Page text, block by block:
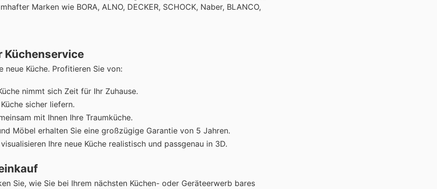
Marken wie BORA, ALNO, DECKER, SCHOCK, Naber, BLANCO,
Küchenservice
Küche. Profitieren Sie von:
nimmt sich Zeit für Ihr Zuhause.
sicher liefern.
mit Ihnen Ihre Traumküche.
Möbel erhalten Sie eine großzügige Garantie von 5 Jahren.
Ihre neue Küche realistisch und passgenau in 3D.
Sie, wie Sie bei Ihrem nächsten Küchen- oder Geräteerwerb bares